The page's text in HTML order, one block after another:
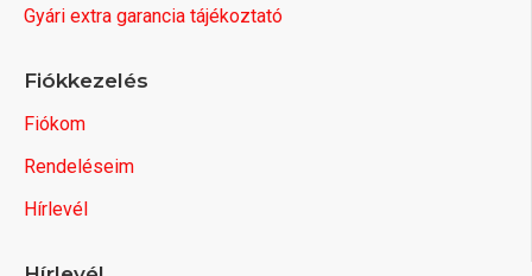
Gyári extra garancia tájékoztató
Fiókkezelés
Fiókom
Rendeléseim
Hírlevél